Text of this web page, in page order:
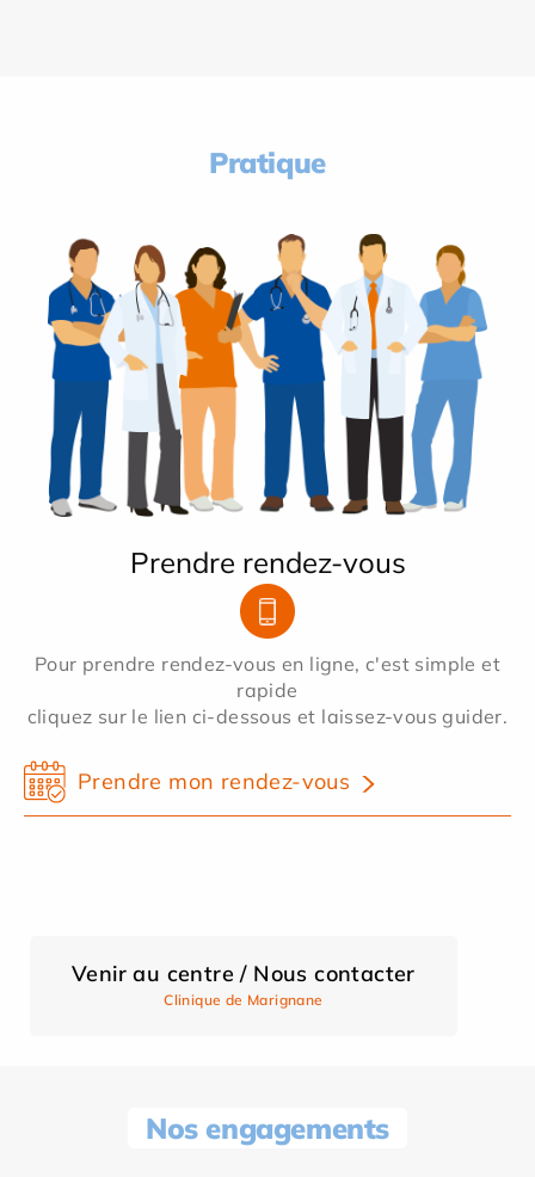
Pratique
Prendre rendez-vous
Pour prendre rendez-vous en ligne, c'est simple et
rapide
cliquez sur le lien ci-dessous et laissez-vous guider.
Prendre mon rendez-vous
Venir au centre / Nous contacter
Clinique de Marignane
Nos engagements